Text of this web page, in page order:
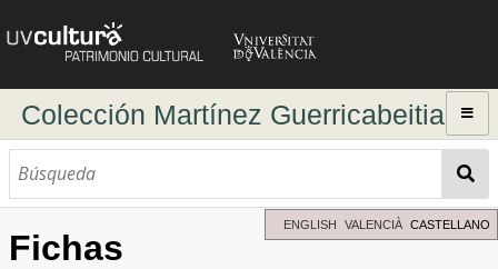
Colección Martínez Guerricabeitia
Explorar
Búsqueda avanzada
ENGLISH VALENCIÀ CASTELLANO
Fichas